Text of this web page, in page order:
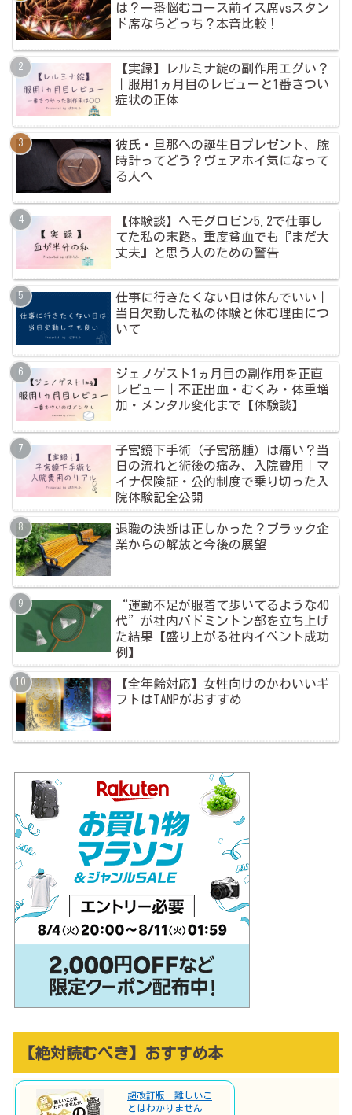
は？一番悩むコース前イス席vsスタン
ド席ならどっち？本音比較！
【実録】レルミナ錠の副作用エグい？
｜服用1ヵ月目のレビューと1番きつい
症状の正体
彼氏・旦那への誕生日プレゼント、腕
時計ってどう？ヴェアホイ気になって
る人へ
【体験談】ヘモグロビン5.2で仕事し
てた私の末路。重度貧血でも『まだ大
丈夫』と思う人のための警告
仕事に行きたくない日は休んでいい｜
当日欠勤した私の体験と休む理由につ
いて
ジェノゲスト1ヵ月目の副作用を正直
レビュー｜不正出血・むくみ・体重増
加・メンタル変化まで【体験談】
子宮鏡下手術（子宮筋腫）は痛い？当
日の流れと術後の痛み、入院費用｜マ
イナ保険証・公的制度で乗り切った入
院体験記全公開
退職の決断は正しかった？ブラック企
業からの解放と今後の展望
“運動不足が服着て歩いてるような40
代”が社内バドミントン部を立ち上げ
た結果【盛り上がる社内イベント成功
例】
【全年齢対応】女性向けのかわいいギ
フトはTANPがおすすめ
【絶対読むべき】おすすめ本
超改訂版 難しいこ
とはわかりません